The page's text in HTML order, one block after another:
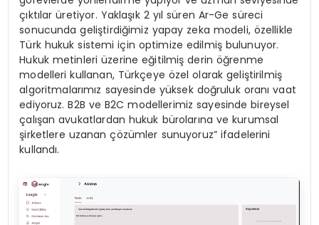
çıktılar üretiyor. Yaklaşık 2 yıl süren Ar-Ge süreci
sonucunda geliştirdiğimiz yapay zeka modeli, özellikle
Türk hukuk sistemi için optimize edilmiş bulunuyor.
Hukuk metinleri üzerine eğitilmiş derin öğrenme
modelleri kullanan, Türkçeye özel olarak geliştirilmiş
algoritmalarımız sayesinde yüksek doğruluk oranı vaat
ediyoruz. B2B ve B2C modellerimiz sayesinde bireysel
çalışan avukatlardan hukuk bürolarına ve kurumsal
şirketlere uzanan çözümler sunuyoruz” ifadelerini
kullandı.